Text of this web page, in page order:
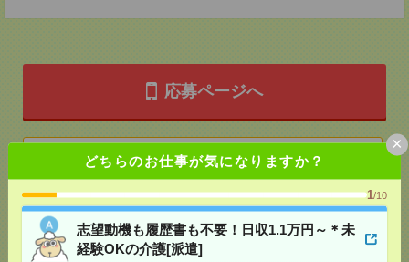
どちらのお仕事が気になりますか？
1/10
志望動機も履歴書も不要！日収1.1万円～＊未
経験OKの介護[派遣]
×
応募ページへ
気になる！
メール LINE